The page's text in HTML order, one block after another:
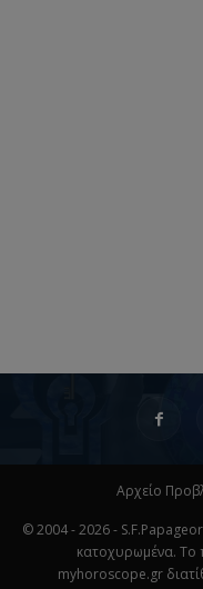
Αρχείο
© 2004 - 2026 -
κατοχυρωμένα. Το
myhoroscope.gr